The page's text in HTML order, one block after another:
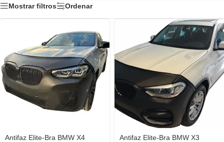
Mostrar filtros Ordenar
Antifaz Elite-Bra BMW X4
Antifaz Elite-Bra BMW X3